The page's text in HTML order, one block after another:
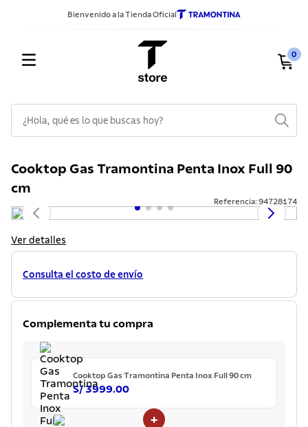
Bienvenido a la Tienda Oficial
0
Cooktop Gas Tramontina Penta Inox Full 90
cm
Referencia:94728174
Ver detalles
Consulta el costo de envío
Complementa tu compra
Cooktop Gas Tramontina Penta Inox Full 90 cm
S/ 3999.00
+
1.
sarten
2.
cuchillos
4.
cubiertos
5
juego ollas
lavadero
acero inoxidable
tetera
grano